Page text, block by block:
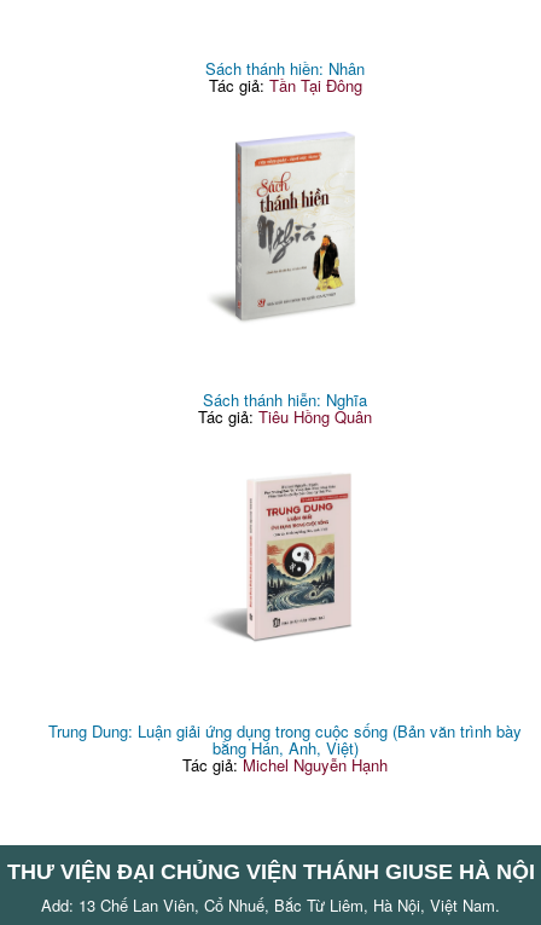
Sách thánh hiền: Nhân
Tác giả: Tần Tại Đông
Sách thánh hiễn: Nghĩa
Tác giả:Tiêu Hồng Quân
Trung Dung: Luận giải ứng dụng trong cuộc sống (Bản văn trình bày
bằng Hán, Anh, Việt)
Tác giả:Michel Nguyễn Hạnh
THƯ VIỆN ĐẠI CHỦNG VIỆN THÁNH GIUSE HÀ NỘI
Add: 13 Chế Lan Viên, Cổ Nhuế, Bắc Từ Liêm, Hà Nội, Việt Nam.